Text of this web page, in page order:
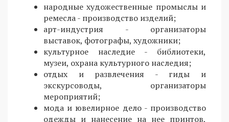
народные художественные промыслы и
ремесла - производство изделий;
арт-индустрия - организаторы
выставок, фотографы, художники;
культурное наследие - библиотеки,
музеи, охрана культурного наследия;
отдых и развлечения - гиды и
экскурсоводы, организаторы
мероприятий;
мода и ювелирное дело - производство
одежды и нанесение на нее принтов,